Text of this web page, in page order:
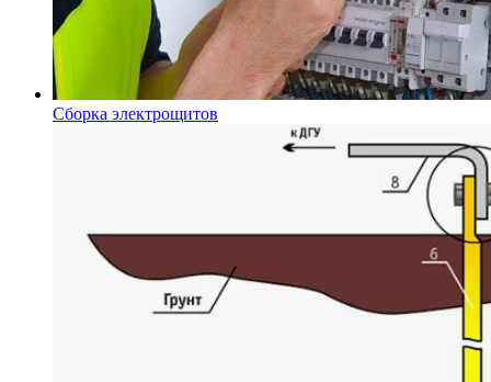
Сборка электрощитов